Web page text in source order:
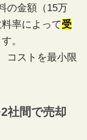
の金額（15万
率によって受
。
コストを最小限
社間で売却